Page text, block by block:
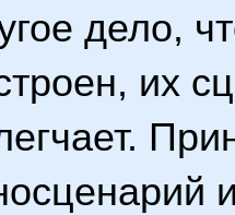
дело,
их